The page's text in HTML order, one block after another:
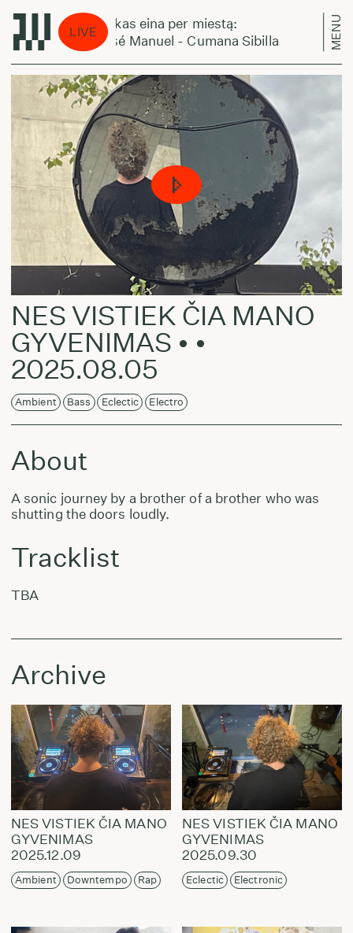
LIVE
Laikas eina per miestą:
José Manuel - Cumana Sibilla
MENU
NES VISTIEK ČIA MANO
GYVENIMAS • •
2025.08.05
Ambient Bass Eclectic Electro
About
A sonic journey by a brother of a brother who was
shutting the doors loudly.
Tracklist
TBA
Archive
NES VISTIEK ČIA MANO
GYVENIMAS
2025.12.09
Ambient Downtempo Rap
NES VISTIEK ČIA MANO
GYVENIMAS
2025.09.30
Eclectic Electronic